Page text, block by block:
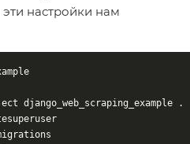
настройки нам
django_web_scraping_example .